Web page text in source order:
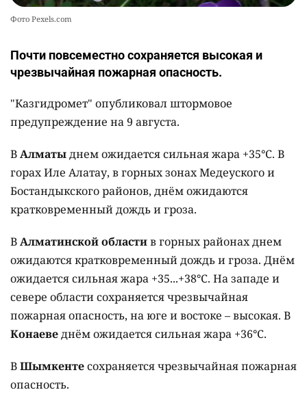
Фото Pexels.com
Почти повсеместно сохраняется высокая и
чрезвычайная пожарная опасность.
"Казгидромет" опубликовал штормовое
предупреждение на 9 августа.
ВАлматыднем ожидается сильная жара +35°C. В
горах Иле Алатау, в горных зонах Медеуского и
Бостандыкского районов, днём ожидаются
кратковременный дождь и гроза.
ВАлматинской областив горных районах днем
ожидаются кратковременный дождь и гроза. Днём
ожидается сильная жара +35...+38°C. На западе и
севере области сохраняется чрезвычайная
пожарная опасность, на юге и востоке – высокая. В
Конаеведнём ожидается сильная жара +36°C.
ВШымкентесохраняется чрезвычайная пожарная
опасность.